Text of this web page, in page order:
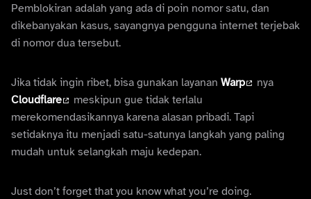
Pemblokiran adalah yang ada di poin nomor satu, dan
dikebanyakan kasus, sayangnya pengguna internet terjebak
di nomor dua tersebut.
Jika tidak ingin ribet, bisa gunakan layanan Warp
nya
Cloudflare
meskipun gue tidak terlalu
merekomendasikannya karena alasan pribadi. Tapi
setidaknya itu menjadi satu-satunya langkah yang paling
mudah untuk selangkah maju kedepan.
Just don’t forget that you know what you’re doing.